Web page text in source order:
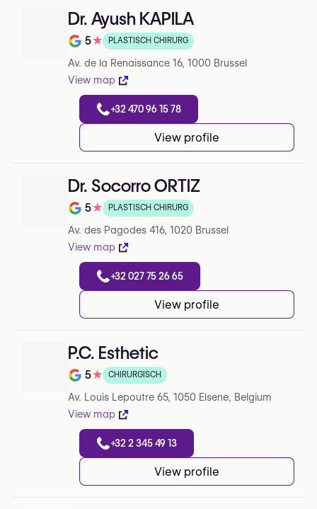
Dr. Ayush KAPILA
Note de 5 sur 5 sur Google
5★ PLASTISCH CHIRURG
Av. de la Renaissance 16, 1000 Brussel
View map
+32 470 96 15 78
View profile
Dr. Socorro ORTIZ
Note de 5 sur 5 sur Google
5★ PLASTISCH CHIRURG
Av. des Pagodes 416, 1020 Brussel
View map
+32 027 75 26 65
View profile
P.C. Esthetic
Note de 5 sur 5 sur Google
5★ CHIRURGISCH
Av. Louis Lepoutre 65, 1050 Elsene, Belgium
View map
+32 2 345 49 13
View profile